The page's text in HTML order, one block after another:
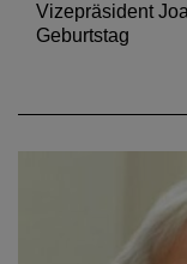
Vizepräsident
Geburtstag